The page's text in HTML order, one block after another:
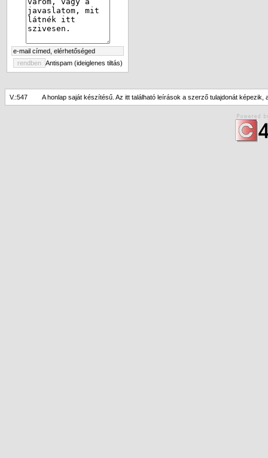
Antispam (ideiglenes tiltás)
V.:547 A honlap saját készítésű. Az itt található leírások a szerző tulajdonát